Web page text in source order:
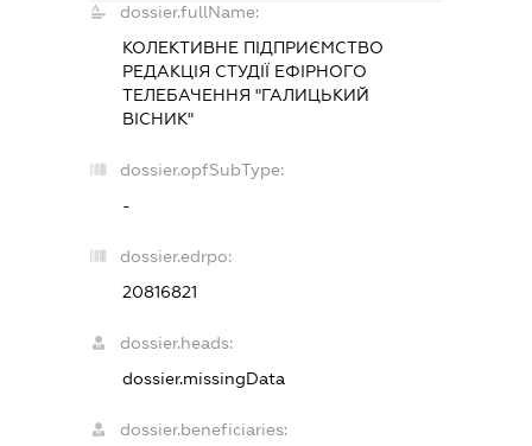
dossier.fullName:
КОЛЕКТИВНЕ ПІДПРИЄМСТВО
РЕДАКЦІЯ СТУДІЇ ЕФІРНОГО
ТЕЛЕБАЧЕННЯ "ГАЛИЦЬКИЙ
ВІСНИК"
dossier.opfSubType:
-
dossier.edrpo:
20816821
dossier.heads:
dossier.missingData
dossier.beneficiaries: